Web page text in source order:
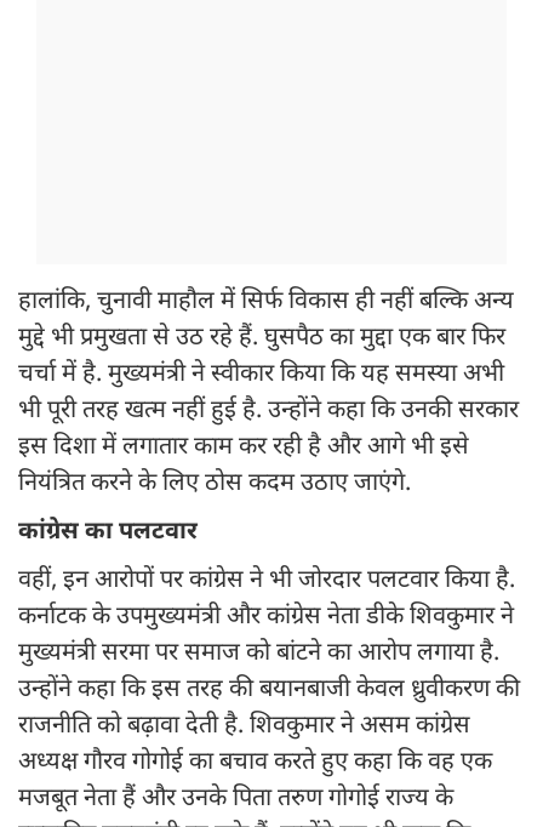
हालांकि, चुनावी माहौल में सिर्फ विकास ही नहीं बल्कि अन्य
मुद्दे भी प्रमुखता से उठ रहे हैं. घुसपैठ का मुद्दा एक बार फिर
चर्चा में है. मुख्यमंत्री ने स्वीकार किया कि यह समस्या अभी
भी पूरी तरह खत्म नहीं हुई है. उन्होंने कहा कि उनकी सरकार
इस दिशा में लगातार काम कर रही है और आगे भी इसे
नियंत्रित करने के लिए ठोस कदम उठाए जाएंगे.
कांग्रेस का पलटवार
वहीं, इन आरोपों पर कांग्रेस ने भी जोरदार पलटवार किया है.
कर्नाटक के उपमुख्यमंत्री और कांग्रेस नेता डीके शिवकुमार ने
मुख्यमंत्री सरमा पर समाज को बांटने का आरोप लगाया है.
उन्होंने कहा कि इस तरह की बयानबाजी केवल ध्रुवीकरण की
राजनीति को बढ़ावा देती है. शिवकुमार ने असम कांग्रेस
अध्यक्ष गौरव गोगोई का बचाव करते हुए कहा कि वह एक
मजबूत नेता हैं और उनके पिता तरुण गोगोई राज्य के